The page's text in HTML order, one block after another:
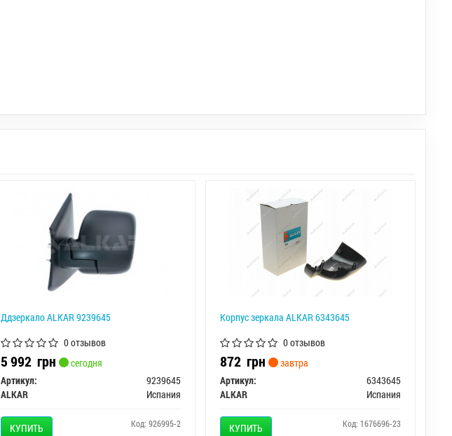
Ддзеркало ALKAR 9239645
0 отзывов
5 992 грн
сегодня
Артикул:
9239645
ALKAR
Испания
КУПИТЬ Код: 926995-2
Корпус зеркала ALKAR 6343645
0 отзывов
872грн
завтра
Артикул:
6343645
ALKAR
Испания
КУПИТЬ Код: 1676696-23